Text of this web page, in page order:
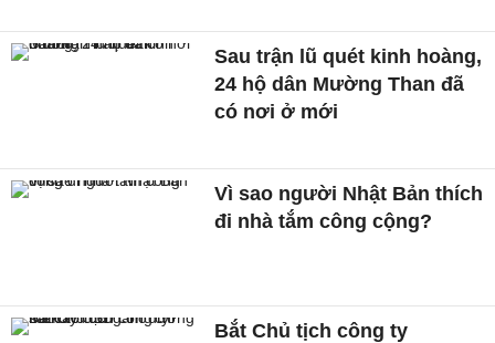
Sau trận lũ quét kinh hoàng,
24 hộ dân Mường Than đã
có nơi ở mới
Vì sao người Nhật Bản thích
đi nhà tắm công cộng?
Bắt Chủ tịch công ty